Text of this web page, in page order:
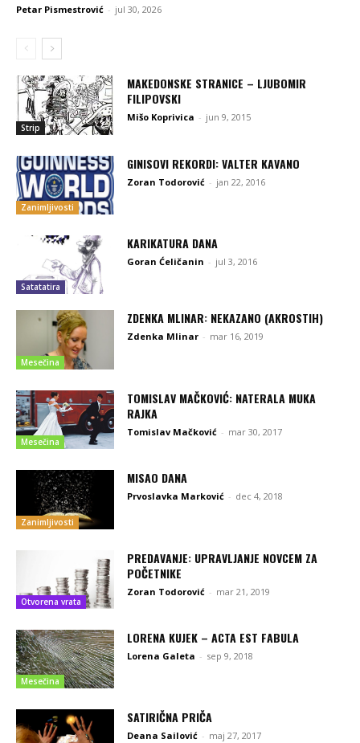
Petar Pismestrović - jul 30, 2026
Strip
MAKEDONSKE STRANICE – LJUBOMIR
FILIPOVSKI
Mišo Koprivica - jun 9, 2015
Zanimljivosti
GINISOVI REKORDI: VALTER KAVANO
Zoran Todorović - jan 22, 2016
Satatatira
KARIKATURA DANA
Goran Ćeličanin - jul 3, 2016
Mesečina
ZDENKA MLINAR: NEKAZANO (AKROSTIH)
Zdenka Mlinar - mar 16, 2019
Mesečina
TOMISLAV MAČKOVIĆ: NATERALA MUKA
RAJKA
Tomislav Mačković - mar 30, 2017
Zanimljivosti
MISAO DANA
Prvoslavka Marković - dec 4, 2018
Otvorena vrata
PREDAVANJE: UPRAVLJANJE NOVCEM ZA
POČETNIKE
Zoran Todorović - mar 21, 2019
Mesečina
LORENA KUJEK – ACTA EST FABULA
Lorena Galeta - sep 9, 2018
SATIRIČNA PRIČA
Deana Sailović - maj 27, 2017